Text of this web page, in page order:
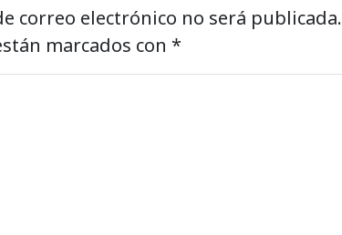
correo electrónico no será publicada.
marcados con *